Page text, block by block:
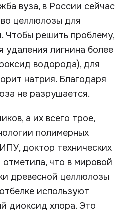
вуза, в России сейчас
целлюлозы для
Чтобы решить проблему,
удаления лигнина более
водорода), для
натрия. Благодаря
не разрушается.
а их всего трое,
полимерных
доктор технических
что в мировой
древесной целлюлозы
используют
диоксид хлора. Это